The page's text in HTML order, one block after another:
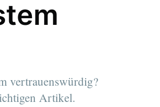
vertrauenswürdig?
Artikel.